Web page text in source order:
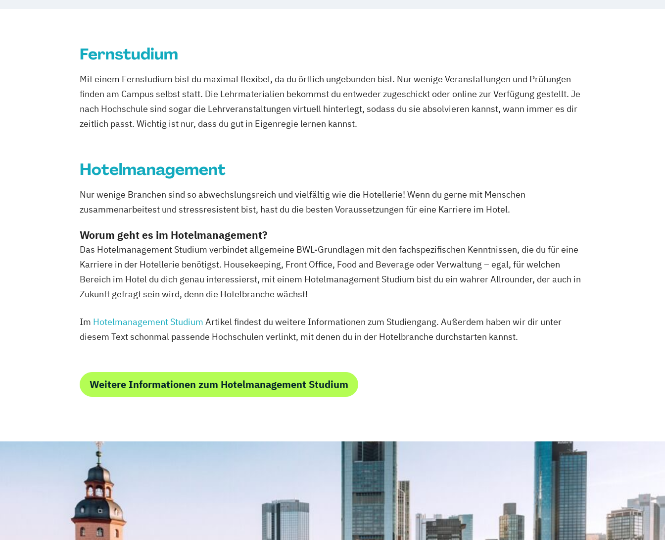
Fernstudium
Mit einem Fernstudium bist du maximal flexibel, da du örtlich ungebunden bist. Nur wenige Veranstaltungen und Prüfungen
finden am Campus selbst statt. Die Lehrmaterialien bekommst du entweder zugeschickt oder online zur Verfügung gestellt. Je
nach Hochschule sind sogar die Lehrveranstaltungen virtuell hinterlegt, sodass du sie absolvieren kannst, wann immer es dir
zeitlich passt. Wichtig ist nur, dass du gut in Eigenregie lernen kannst.
Hotelmanagement
Nur wenige Branchen sind so abwechslungsreich und vielfältig wie die Hotellerie! Wenn du gerne mit Menschen
zusammenarbeitest und stressresistent bist, hast du die besten Voraussetzungen für eine Karriere im Hotel.
Worum geht es im Hotelmanagement?
Das Hotelmanagement Studium verbindet allgemeine BWL-Grundlagen mit den fachspezifischen Kenntnissen, die du für eine
Karriere in der Hotellerie benötigst. Housekeeping, Front Office, Food and Beverage oder Verwaltung – egal, für welchen
Bereich im Hotel du dich genau interessierst, mit einem Hotelmanagement Studium bist du ein wahrer Allrounder, der auch in
Zukunft gefragt sein wird, denn die Hotelbranche wächst!
Im Hotelmanagement Studium Artikel findest du weitere Informationen zum Studiengang. Außerdem haben wir dir unter
diesem Text schonmal passende Hochschulen verlinkt, mit denen du in der Hotelbranche durchstarten kannst.
Weitere Informationen zum Hotelmanagement Studium